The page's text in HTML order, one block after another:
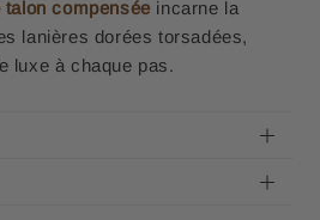
talon compenséeincarne la
lanières dorées torsadées,
luxe à chaque pas.